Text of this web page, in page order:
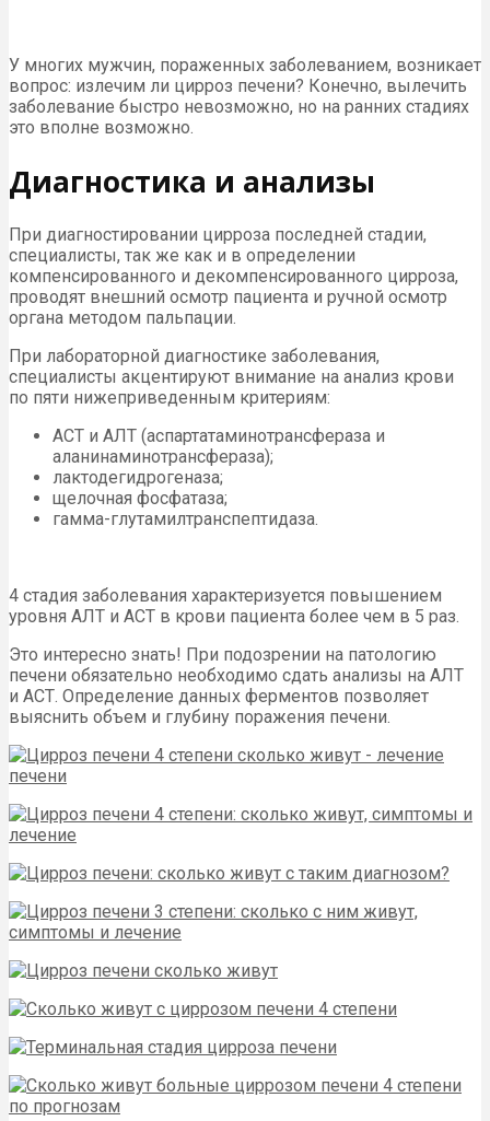
У многих мужчин, пораженных заболеванием, возникает
вопрос: излечим ли цирроз печени? Конечно, вылечить
заболевание быстро невозможно, но на ранних стадиях
это вполне возможно.
Диагностика и анализы
При диагностировании цирроза последней стадии,
специалисты, так же как и в определении
компенсированного и декомпенсированного цирроза,
проводят внешний осмотр пациента и ручной осмотр
органа методом пальпации.
При лабораторной диагностике заболевания,
специалисты акцентируют внимание на анализ крови
по пяти нижеприведенным критериям:
АСТ и АЛТ (аспартатаминотрансфераза и
аланинаминотрансфераза);
лактодегидрогеназа;
щелочная фосфатаза;
гамма-глутамилтранспептидаза.
4 стадия заболевания характеризуется повышением
уровня АЛТ и АСТ в крови пациента более чем в 5 раз.
Это интересно знать! При подозрении на патологию
печени обязательно необходимо сдать анализы на АЛТ
и АСТ. Определение данных ферментов позволяет
выяснить объем и глубину поражения печени.